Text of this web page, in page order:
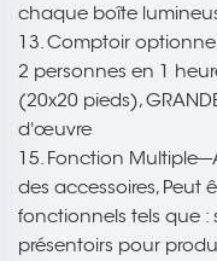
chaque boîte
13. Comptoir
2 personnes en 1
(20x20 pieds),
d'œuvre
15. Fonction
des accessoires, Peut
fonctionnels tels que :
présentoirs pour